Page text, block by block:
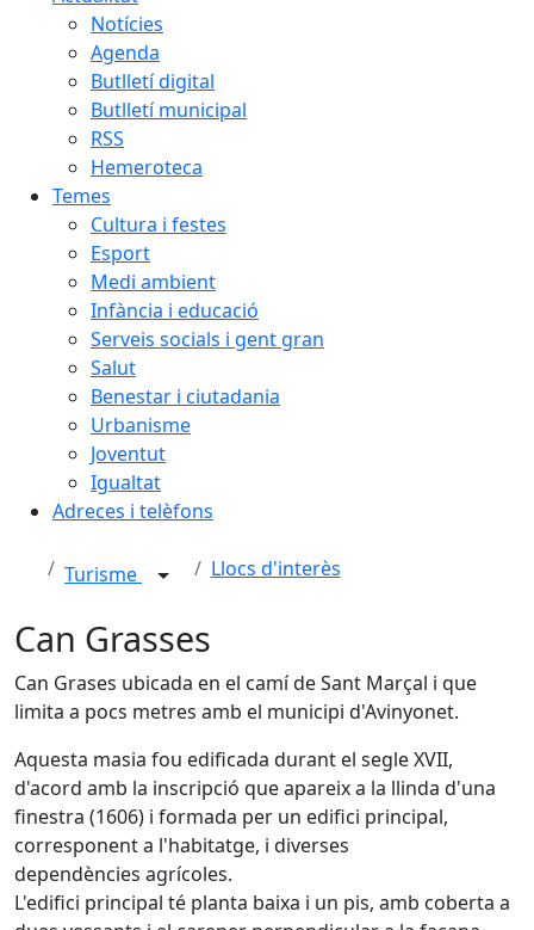
Notícies
Agenda
Butlletí digital
Butlletí municipal
RSS
Hemeroteca
Temes
Cultura i festes
Esport
Medi ambient
Infància i educació
Serveis socials i gent gran
Salut
Benestar i ciutadania
Urbanisme
Joventut
Igualtat
Adreces i telèfons
Turisme Llocs d'interès
Can Grasses
Can Grases ubicada en el camí de Sant Marçal i que
limita a pocs metres amb el municipi d'Avinyonet.
Aquesta masia fou edificada durant el segle XVII,
d'acord amb la inscripció que apareix a la llinda d'una
finestra (1606) i formada per un edifici principal,
corresponent a l'habitatge, i diverses
dependències agrícoles.
L'edifici principal té planta baixa i un pis, amb coberta a